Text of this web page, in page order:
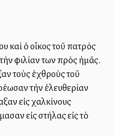
καὶ ὁ οἶκος τοῦ πατρός
φιλίαν των πρὸς ἡμᾶς.
τοὺς ἐχθροὺς τοῦ
τὴν ἐλευθερίαν
εἰς χαλκίνους
εἰς στήλας εἰς τὸ